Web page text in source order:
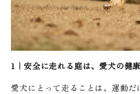
1｜安全に走れる庭は、愛犬の健
愛犬にとって走ることは、運動だ